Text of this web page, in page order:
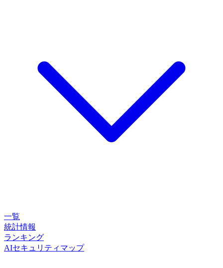
一覧
統計情報
ランキング
AIセキュリティマップ